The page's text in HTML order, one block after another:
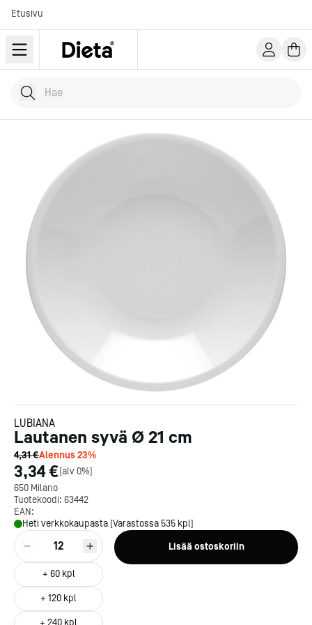
Etusivu
Hae tuotteita
Kirjoita hakusana...
LUBIANA
Lautanen syvä Ø 21 cm
4,31 €Alennus23%
3,34 €[alv 0%]
650 Milano
Tuotekoodi: 63442
EAN:
Heti verkkokaupasta [Varastossa 535 kpl]
12
+ 60kpl
+ 120 kpl
+ 240 kpl
Lisää ostoskoriin